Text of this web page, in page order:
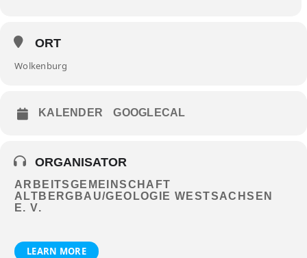
ORT
Wolkenburg
KALENDER GOOGLECAL
ORGANISATOR
ARBEITSGEMEINSCHAFT
ALTBERGBAU/GEOLOGIE WESTSACHSEN
E. V.
LEARN MORE